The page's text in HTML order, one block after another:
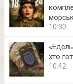
10:30
хто
10:42